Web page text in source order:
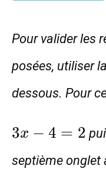
Pour valider les
posées, utiliser
dessous. Pour
3x-
3x − 4 = 2
septième onglet